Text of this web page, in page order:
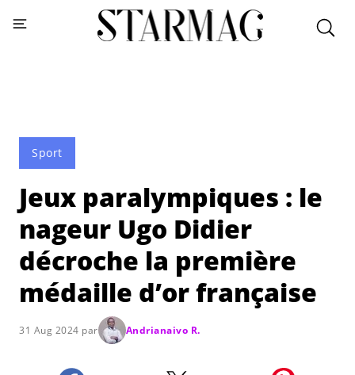
Sport
Jeux paralympiques : le
nageur Ugo Didier
décroche la première
médaille d’or française
31 Aug 2024 par Andrianaivo R.